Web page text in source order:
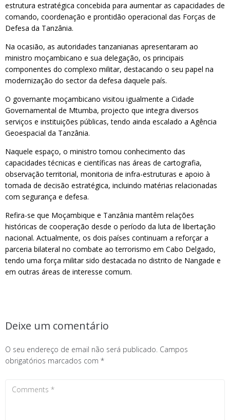
estrutura estratégica concebida para aumentar as capacidades de
comando, coordenação e prontidão operacional das Forças de
Defesa da Tanzânia.
Na ocasião, as autoridades tanzanianas apresentaram ao
ministro moçambicano e sua delegação, os principais
componentes do complexo militar, destacando o seu papel na
modernização do sector da defesa daquele país.
O governante moçambicano visitou igualmente a Cidade
Governamental de Mtumba, projecto que integra diversos
serviços e instituições públicas, tendo ainda escalado a Agência
Geoespacial da Tanzânia.
Naquele espaço, o ministro tomou conhecimento das
capacidades técnicas e científicas nas áreas de cartografia,
observação territorial, monitoria de infra-estruturas e apoio à
tomada de decisão estratégica, incluindo matérias relacionadas
com segurança e defesa.
Refira-se que Moçambique e Tanzânia mantêm relações
históricas de cooperação desde o período da luta de libertação
nacional. Actualmente, os dois países continuam a reforçar a
parceria bilateral no combate ao terrorismo em Cabo Delgado,
tendo uma força militar sido destacada no distrito de Nangade e
em outras áreas de interesse comum.
Deixe um comentário
O seu endereço de email não será publicado. Campos
obrigatórios marcados com *